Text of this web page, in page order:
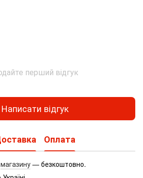
перший відгук
Написати відгук
Оплата
магазину — безкоштовно.